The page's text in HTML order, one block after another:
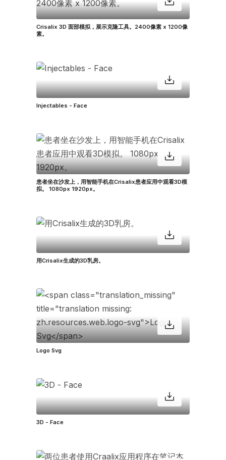
Crisalix 3D 面部模拟，展示克隆工具。2400像素 x 1200像
素。
Injectables - Face
患者坐在沙发上，用智能手机在Crisalix患者应用中观看3D模
拟。 1080px 1920px。
用Crisalix生成的3D乳房。
Logo Svg
3D - Face